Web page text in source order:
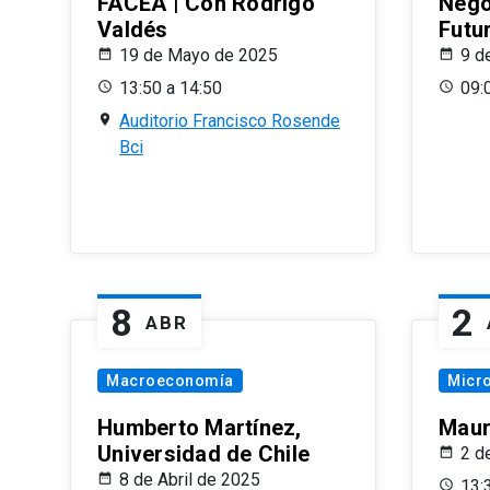
Valdés
19 de Mayo de 2025
13:50 a 14:50
Auditorio Francisco Rosende
Bci
9
8 ABR
Macroeconomía
Humberto Martínez,
Universidad de Chile
8 de Abril de 2025
2
2